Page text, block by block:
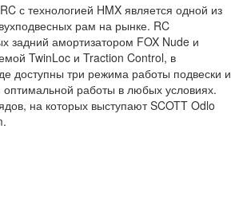
с технологией HMX является одной из
рам на рынке. RC
задний амортизатором FOX Nude и
TwinLoc и Traction Control, в
доступны три режима работы подвески и
оптимальной работы в любых условиях.
на которых выступают SCOTT Odlo